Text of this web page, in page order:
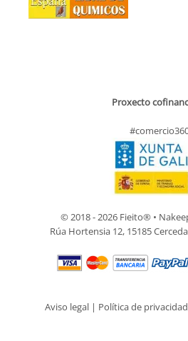
Proxecto
© 2018 - 2026 Fieito® •
Rúa Hortensia 12, 15185
Aviso legal| Política de privacidad